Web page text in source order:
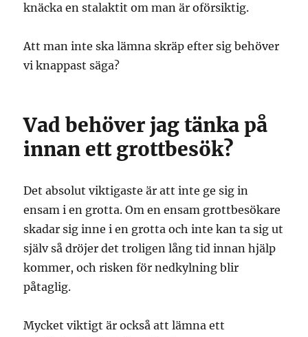
knäcka en stalaktit om man är oförsiktig.
Att man inte ska lämna skräp efter sig behöver
vi knappast säga?
Vad behöver jag tänka på
innan ett grottbesök?
Det absolut viktigaste är att inte ge sig in
ensam i en grotta. Om en ensam grottbesökare
skadar sig inne i en grotta och inte kan ta sig ut
själv så dröjer det troligen lång tid innan hjälp
kommer, och risken för nedkylning blir
påtaglig.
Mycket viktigt är också att lämna ett